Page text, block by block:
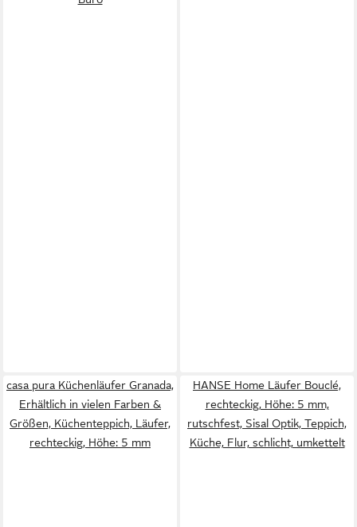
casa pura Küchenläufer Granada,
Erhältlich in vielen Farben &
Größen, Küchenteppich, Läufer,
rechteckig, Höhe: 5 mm
HANSE Home Läufer Bouclé,
rechteckig, Höhe: 5 mm,
rutschfest, Sisal Optik, Teppich,
Küche, Flur, schlicht, umkettelt